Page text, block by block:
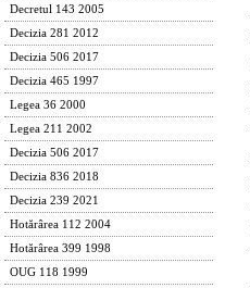
Decretul 143 2005
Decizia 281 2012
Decizia 506 2017
Decizia 465 1997
Legea 36 2000
Legea 211 2002
Decizia 506 2017
Decizia 836 2018
Decizia 239 2021
Hotărârea 112 2004
Hotărârea 399 1998
OUG 118 1999